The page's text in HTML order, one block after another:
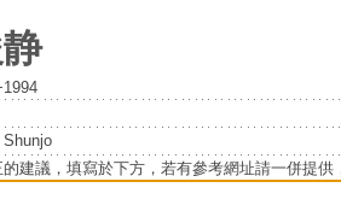
Shunjo
建議，填寫於下方，若有參考網址請一併提供